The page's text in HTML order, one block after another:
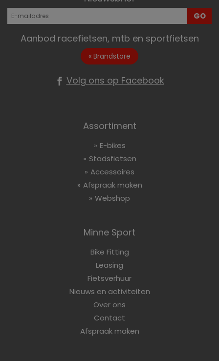
GO
Aanbod racefietsen, mtb en sportfietsen
« Brandstore
Volg ons op Facebook
Assortiment
E-bikes
Stadsfietsen
Accessoires
Afspraak maken
Webshop
Minne Sport
Bike Fitting
Leasing
Fietsverhuur
Nieuws en activiteiten
Over ons
Contact
Afspraak maken